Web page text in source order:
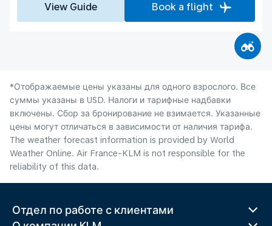
View Guide Book a flight
*Отображаемые цены указаны для одного взрослого. Все
суммы указаны в USD. Налоги и тарифные надбавки
включены. Сбор за бронирование не взимается. Указанные
цены могут отличаться в зависимости от наличия тарифа.
The weather forecast information is provided by World
Weather Online. Air France-KLM is not responsible for the
reliability of this data.
Отдел по работе с клиентами